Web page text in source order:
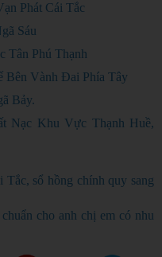
Phát Cái Tắc
Sáu
Tân Phú Thạnh
Bên Vành Đai Phía Tây
Bảy.
Nạc Khu Vực Thạnh Huề,
Tắc, sổ hồng chính quy sang
cho anh chị em có nhu